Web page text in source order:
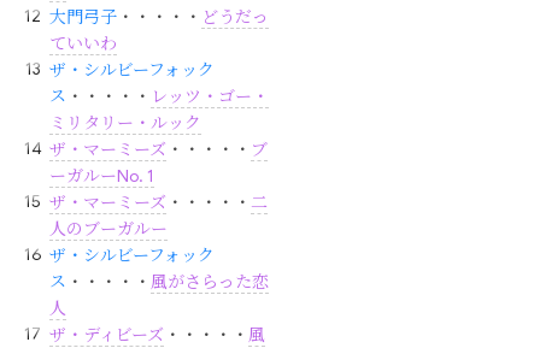
大門弓子 ・・・・・ どうだっ
ていいわ
ザ・シルビーフォック
ス ・・・・・ レッツ・ゴー・
ミリタリー・ルック
ザ・マーミーズ ・・・・・ ブ
ーガルーNo. 1
ザ・マーミーズ ・・・・・ 二
人のブーガルー
ザ・シルビーフォック
ス ・・・・・ 風がさらった恋
人
ザ・ディビーズ ・・・・・ 風